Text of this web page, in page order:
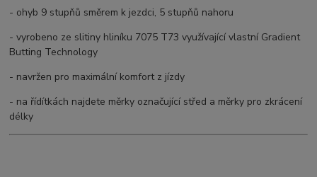
- ohyb 9 stupňů směrem k jezdci, 5 stupňů nahoru
- vyrobeno ze slitiny hliníku 7075 T73 využívající vlastní Gradient
Butting Technology
- navržen pro maximální komfort z jízdy
- na řídítkách najdete měrky označující střed a měrky pro zkrácení
délky